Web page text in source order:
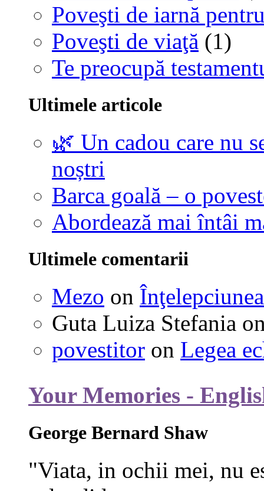
Poveşti de iarnă
Poveşti de viaţă (1)
Te preocupă
Ultimele articole
🌿 Un cadou care nu
noștri
Barca goală – o
Abordează mai întâi
Ultimele comentarii
Mezo on Înţelepciunea
Guta Luiza Stefania
povestitor on Legea
Your Memories -
George Bernard Shaw
"Viata, in ochii mei, nu